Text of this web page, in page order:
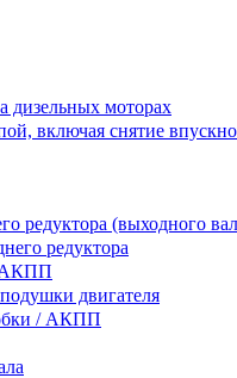
дизельных моторах
включая снятие
редуктора (выходного
редуктора
АКПП
двигателя
/ АКПП